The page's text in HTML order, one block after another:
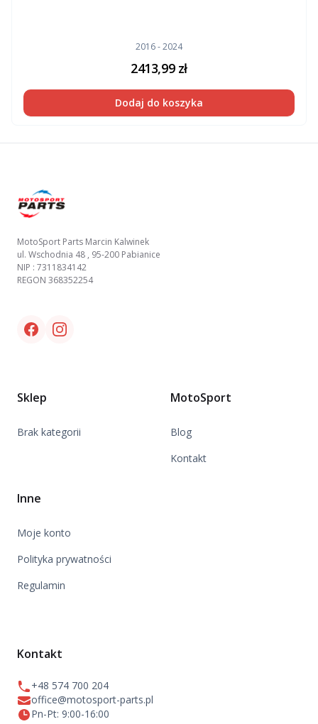
2016 - 2024
2413,99 zł
Dodaj do koszyka
MotoSport Parts Marcin Kalwinek
ul. Wschodnia 48 , 95-200 Pabianice
NIP : 7311834142
REGON 368352254
Facebook link
Instagram link
Sklep
Brak kategorii
MotoSport
Blog
Kontakt
Inne
Moje konto
Polityka prywatności
Regulamin
Kontakt
+48 574 700 204
office@motosport-parts.pl
Pn-Pt: 9:00-16:00